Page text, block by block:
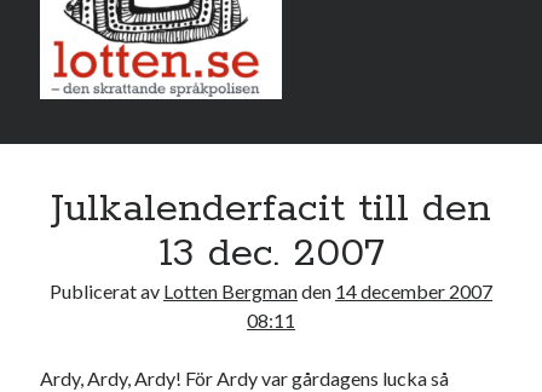
Sidopanel
M T O T F L S
1 2
3 4 5 6 7 8 9
15 16
17 18 19 20 21 22 23
Julkalenderfacit till den
13 dec. 2007
Publicerat av Lotten Bergmanden 14 december 2007
08:11
Ardy, Ardy, Ardy! För Ardy var gårdagens lucka så